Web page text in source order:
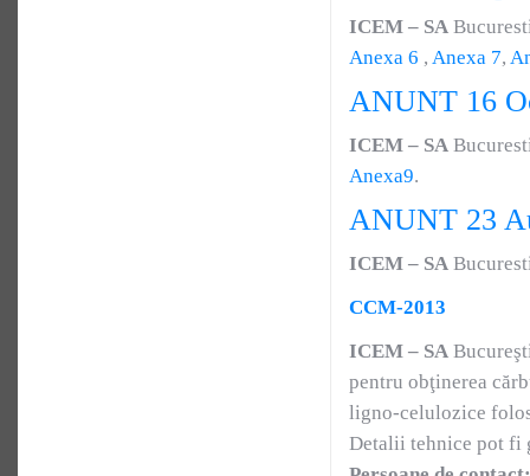
ICEM – SA
Anexa 6 , Anexa 7,
ANUNT 16
ICEM – SA
Anexa9.
ANUNT 23
ICEM – SA
CCM-2013
ICEM – SA
pentru obţinerea
ligno-celulozice
Detalii tehnice pot fi